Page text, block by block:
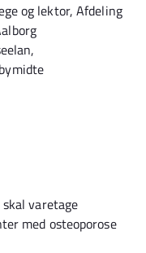
og lektor, Afdeling
varetage
med osteoporose